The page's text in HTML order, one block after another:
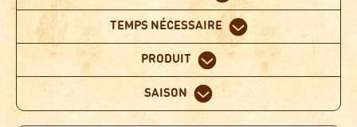
TEMPS NÉCESSAIRE
PRODUIT
SAISON